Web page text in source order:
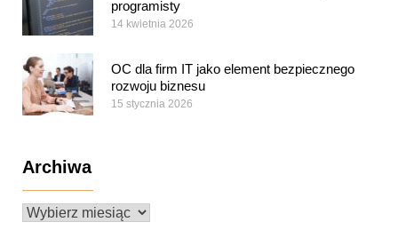
programisty
14 kwietnia 2026
OC dla firm IT jako element bezpiecznego
rozwoju biznesu
15 stycznia 2026
Archiwa
Archiwa